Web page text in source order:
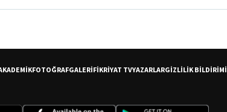
FOTOĞRAFGALERİFİKRİYAT TVYAZARLARGİZLİLİK BİLDİRİMİ